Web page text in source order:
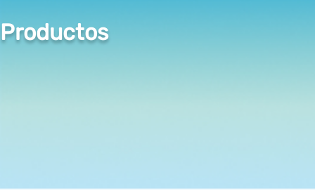
Productos